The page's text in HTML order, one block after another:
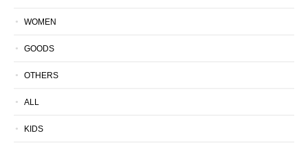
WOMEN
GOODS
OTHERS
ALL
KIDS